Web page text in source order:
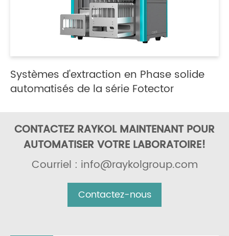
Systèmes d'extraction en Phase solide
automatisés de la série Fotector
CONTACTEZ RAYKOL MAINTENANT POUR
AUTOMATISER VOTRE LABORATOIRE!
Courriel : info@raykolgroup.com
Contactez-nous